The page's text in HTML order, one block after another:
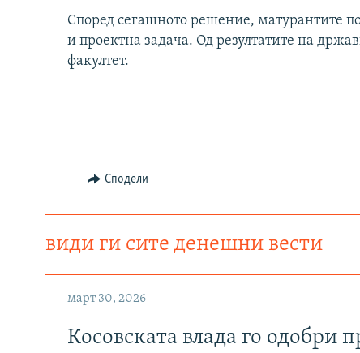
Според сегашното решение, матурантите
и проектна задача. Од резултатите на
факултет.
Сподели
види ги сите денешни вести
март 30, 2026
Косовската влада го одобри